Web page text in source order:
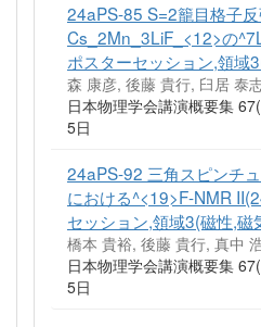
24aPS-85 S=2籠目格子
Cs_2Mn_3LiF_<12>の
ポスターセッション,領域
森 康彦, 後藤 貴行, 臼居 泰
日本物理学会講演概要集
5日
24aPS-92 三角スピンチ
における^<19>F-NMR
セッション,領域3(磁性,磁
橋本 貴裕, 後藤 貴行, 真中
日本物理学会講演概要集
5日